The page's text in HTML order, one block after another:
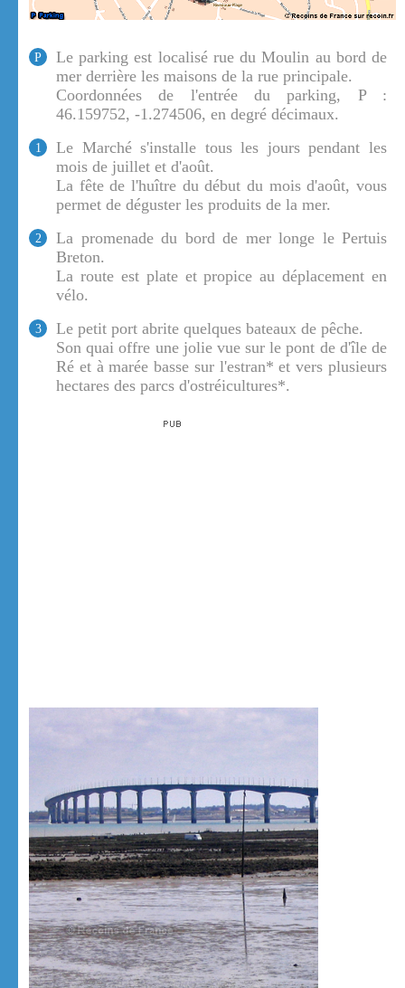
P
Le parking est localisé rue du Moulin au bord de
mer derrière les maisons de la rue principale.
Coordonnées de l'entrée du parking, P :
46.159752, -1.274506, en degré décimaux.
1
Le Marché s'installe tous les jours pendant les
mois de juillet et d'août.
La fête de l'huître du début du mois d'août, vous
permet de déguster les produits de la mer.
2
La promenade du bord de mer longe le Pertuis
Breton.
La route est plate et propice au déplacement en
vélo.
3
Le petit port abrite quelques bateaux de pêche.
Son quai offre une jolie vue sur le pont de d'île de
Ré et à marée basse sur l'estran* et vers plusieurs
hectares des parcs d'ostréicultures*.